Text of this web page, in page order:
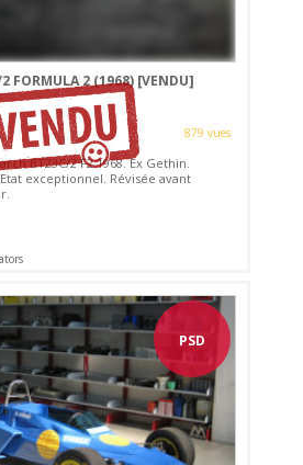
FORMULA 2 (1968) [VENDU]
879 vues
BT23C/2 F2 1968. Ex Gethin.
exceptionnel. Révisée avant
PSD